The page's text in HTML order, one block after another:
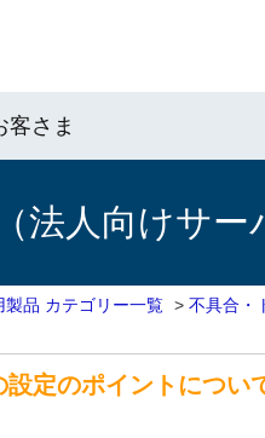
客さま
人向けサー
品 カテゴリー一覧 > 不具合・
定のポイントについ